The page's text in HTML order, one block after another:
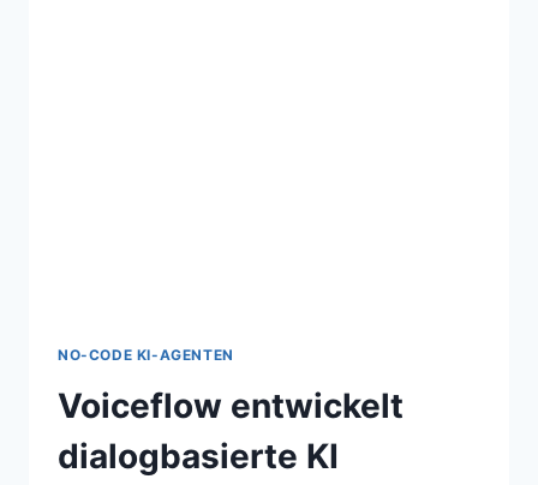
NO-CODE KI-AGENTEN
Voiceflow entwickelt
dialogbasierte KI